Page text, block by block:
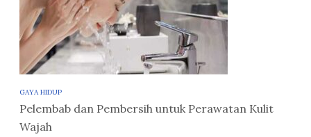
GAYA HIDUP
Pelembab dan Pembersih untuk Perawatan Kulit
Wajah